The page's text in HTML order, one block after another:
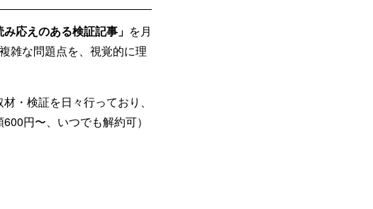
応えのある検証記事」 を月
雑な問題点を、視覚的に理
材・検証を日々行っており、
円〜、いつでも解約可）